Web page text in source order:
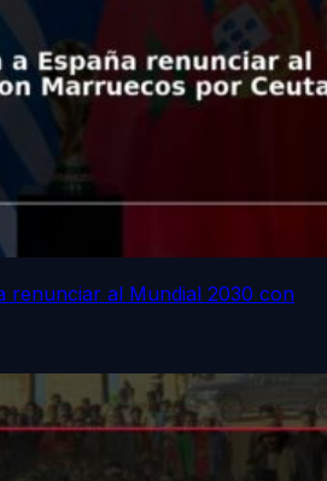
renunciar al Mundial 2030 con